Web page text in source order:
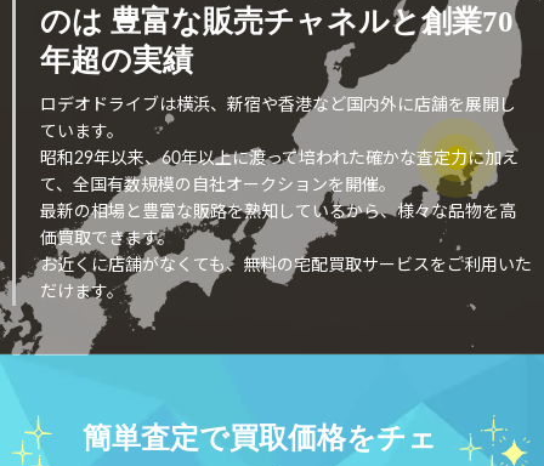
のは 豊富な販売チャネルと創業70
年超の実績
ロデオドライブは横浜、新宿や香港など国内外に店舗を展開し
ています。
昭和29年以来、60年以上に渡って培われた確かな査定力に加え
て、全国有数規模の自社オークションを開催。
最新の相場と豊富な販路を熟知しているから、様々な品物を高
価買取できます。
お近くに店舗がなくても、無料の宅配買取サービスをご利用いた
だけます。
簡単査定で買取価格をチェ